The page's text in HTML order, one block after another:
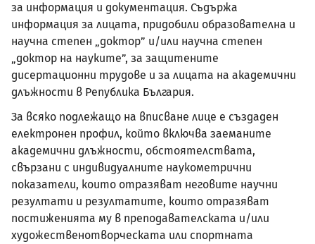
за информация и документация. Съдържа
информация за лицата, придобили образователна и
научна степен „доктор” и/или научна степен
„доктор на науките”, за защитените
дисертационни трудове и за лицата на академични
длъжности в Република България.
За всяко подлежащо на вписване лице е създаден
електронен профил, който включва заеманите
академични длъжности, обстоятелствата,
свързани с индивидуалните наукометрични
показатели, които отразяват неговите научни
резултати и резултатите, които отразяват
постиженията му в преподавателската и/или
художественотворческата или спортната